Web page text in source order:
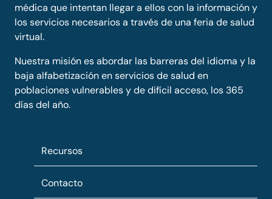
médica que intentan llegar a ellos con la información y
los servicios necesarios a través de una feria de salud
virtual.
Nuestra misión es abordar las barreras del idioma y la
baja alfabetización en servicios de salud en
poblaciones vulnerables y de difícil acceso, los 365
días del año.
Recursos
Contacto